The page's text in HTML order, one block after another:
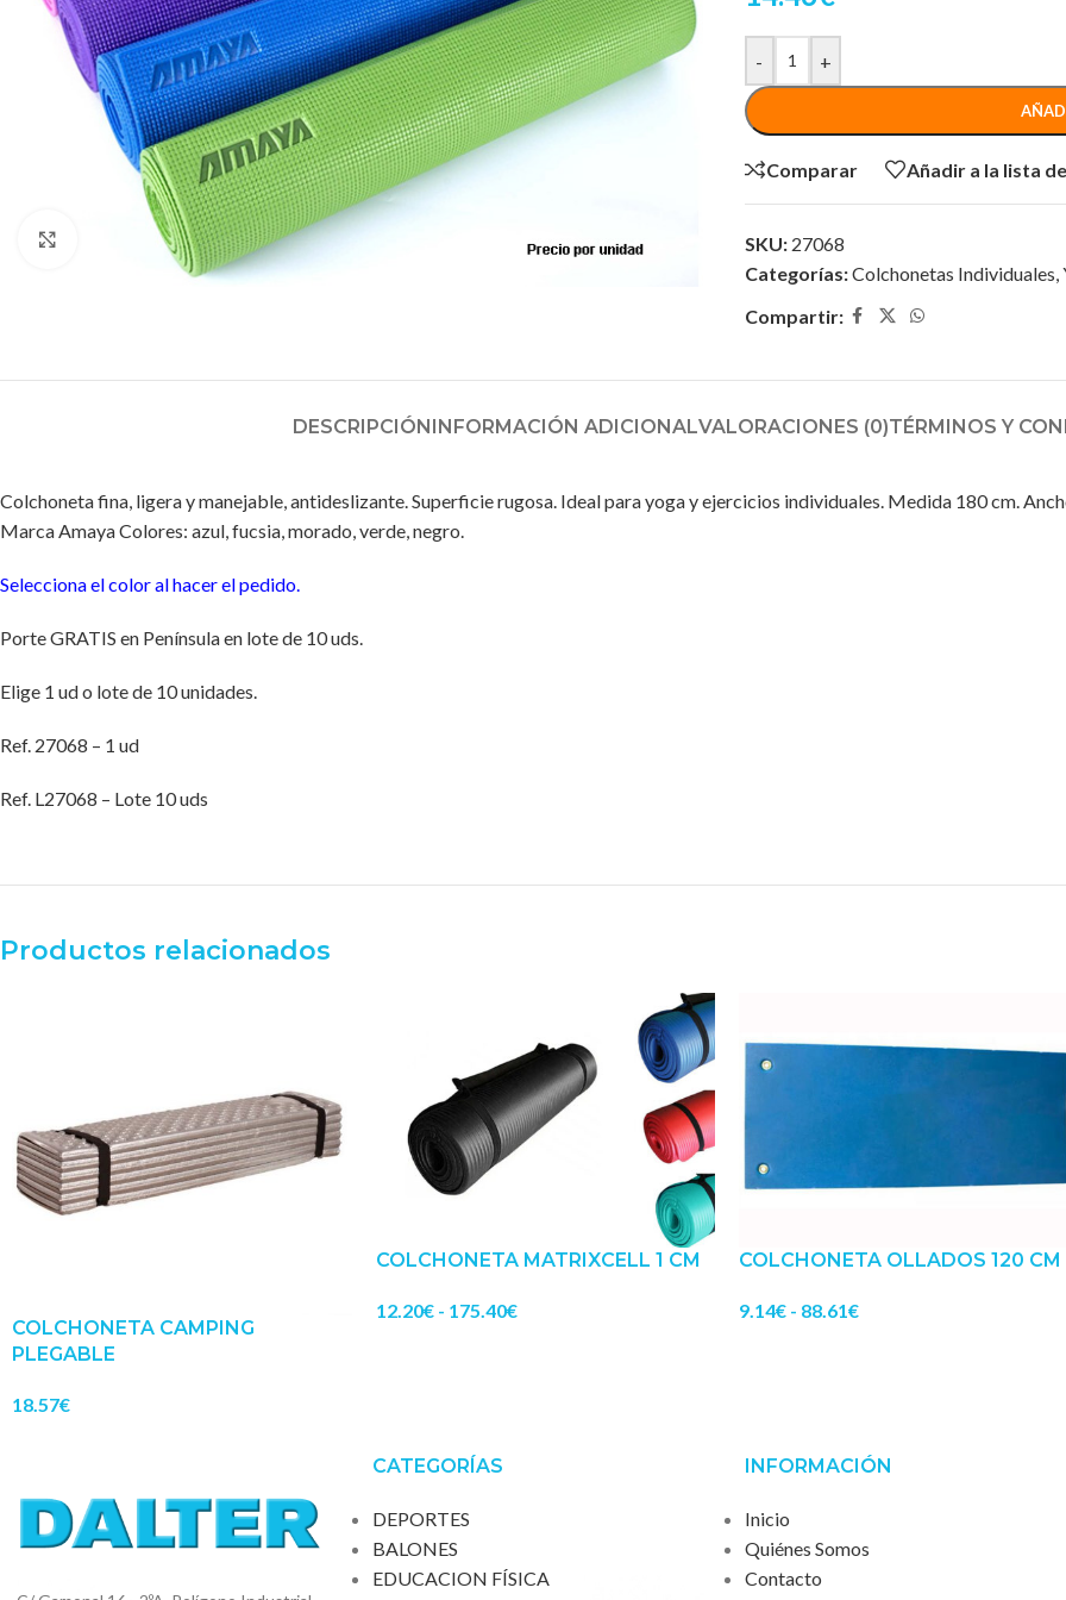
Clic para ampliar
- +
Comparar Añadir a la lista
SKU: 27068
Categorías:Colchonetas Individuales,
Compartir:
DESCRIPCIÓNINFORMACIÓN ADICIONALVALORACIONES (0)TÉRMINOS Y
Colchoneta fina, ligera y manejable, antideslizante. Superficie rugosa. Ideal para yoga y ejercicios individuales. Medida 180 cm.
Marca Amaya Colores: azul, fucsia, morado, verde, negro.
Selecciona el color al hacer el pedido.
Porte GRATIS en Península en lote de 10 uds.
Elige 1 ud o lote de 10 unidades.
Ref. 27068 – 1 ud
Ref. L27068 – Lote 10 uds
Productos relacionados
COLCHONETA CAMPING
PLEGABLE
18.57€
COLCHONETA MATRIXCELL 1 CM
12.20€ - 175.40€
COLCHONETA OLLADOS 120 CM
9.14€ - 88.61€
CATEGORÍAS
DEPORTES
BALONES
EDUCACION FÍSICA
INFORMACIÓN
Inicio
Quiénes Somos
Contacto